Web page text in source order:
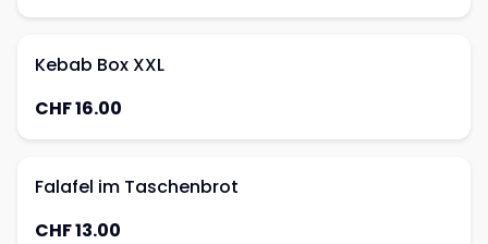
Kebab Box XXL
CHF 16.00
Falafel im Taschenbrot
CHF 13.00